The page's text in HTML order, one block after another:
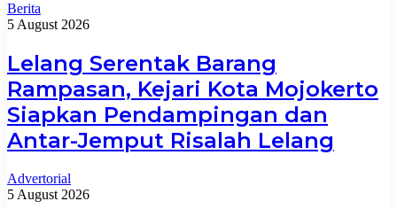
Berita
5 August 2026
Lelang Serentak Barang
Rampasan, Kejari Kota Mojokerto
Siapkan Pendampingan dan
Antar-Jemput Risalah Lelang
Advertorial
5 August 2026